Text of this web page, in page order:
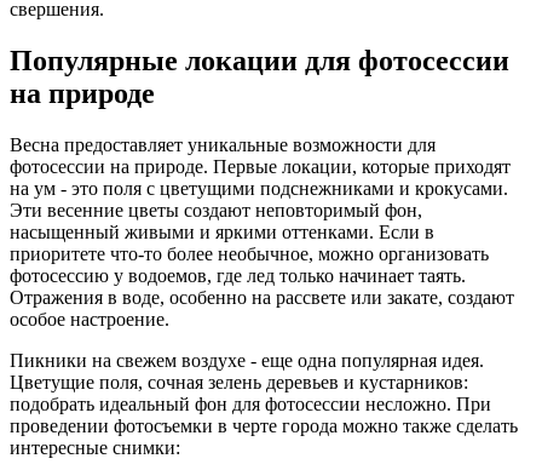
свершения.
Популярные локации для фотосессии
на природе
Весна предоставляет уникальные возможности для
фотосессии на природе. Первые локации, которые приходят
на ум - это поля с цветущими подснежниками и крокусами.
Эти весенние цветы создают неповторимый фон,
насыщенный живыми и яркими оттенками. Если в
приоритете что-то более необычное, можно организовать
фотосессию у водоемов, где лед только начинает таять.
Отражения в воде, особенно на рассвете или закате, создают
особое настроение.
Пикники на свежем воздухе - еще одна популярная идея.
Цветущие поля, сочная зелень деревьев и кустарников:
подобрать идеальный фон для фотосессии несложно. При
проведении фотосъемки в черте города можно также сделать
интересные снимки: